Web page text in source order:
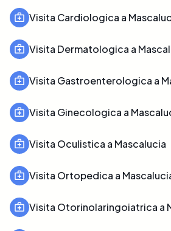
Visita Cardiologica a
Visita Dermatologica a
Visita Gastroenterologica a
Visita Ginecologica a
Visita Oculistica a Mascalucia
Visita Ortopedica a
Visita Otorinolaringoiatrica a